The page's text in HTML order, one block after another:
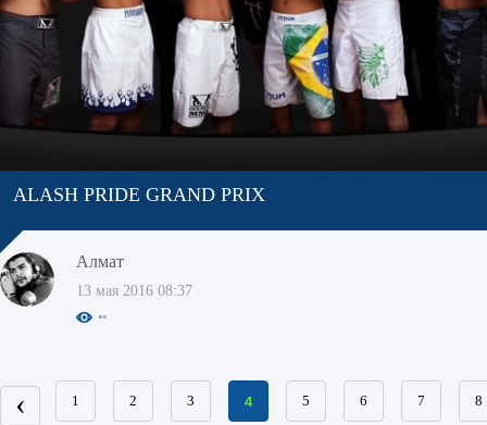
ALASH PRIDE GRAND PRIX
Алмат
13 мая 2016 08:37
‹ 1 2 3 4 5 6 7 8